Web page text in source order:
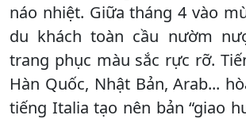
náo nhiệt. Giữa tháng 4 vào
du khách toàn cầu nườm
trang phục màu sắc rực rỡ.
Hàn Quốc, Nhật Bản, Arab...
tiếng Italia tạo nên bản “giao